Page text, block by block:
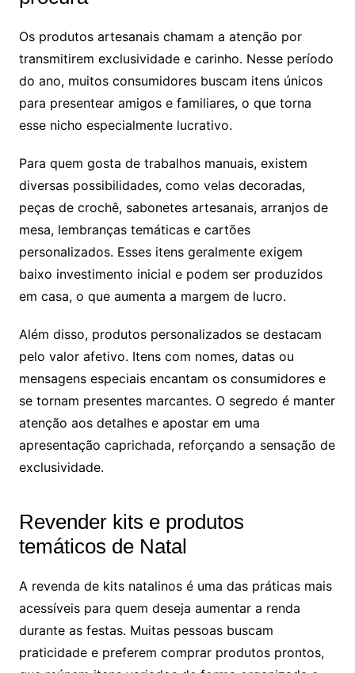
Os produtos artesanais chamam a atenção por
transmitirem exclusividade e carinho. Nesse período
do ano, muitos consumidores buscam itens únicos
para presentear amigos e familiares, o que torna
esse nicho especialmente lucrativo.
Para quem gosta de trabalhos manuais, existem
diversas possibilidades, como velas decoradas,
peças de crochê, sabonetes artesanais, arranjos de
mesa, lembranças temáticas e cartões
personalizados. Esses itens geralmente exigem
baixo investimento inicial e podem ser produzidos
em casa, o que aumenta a margem de lucro.
Além disso, produtos personalizados se destacam
pelo valor afetivo. Itens com nomes, datas ou
mensagens especiais encantam os consumidores e
se tornam presentes marcantes. O segredo é manter
atenção aos detalhes e apostar em uma
apresentação caprichada, reforçando a sensação de
exclusividade.
Revender kits e produtos
temáticos de Natal
A revenda de kits natalinos é uma das práticas mais
acessíveis para quem deseja aumentar a renda
durante as festas. Muitas pessoas buscam
praticidade e preferem comprar produtos prontos,